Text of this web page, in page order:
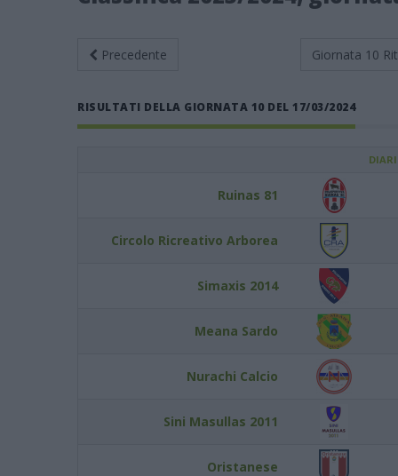
Precedente Giornata 10
RISULTATI DELLA GIORNATA 10 DEL 17/03/2024
Ruinas 81
Circolo Ricreativo Arborea
Simaxis 2014
Meana Sardo
Nurachi Calcio
Sini Masullas 2011
Oristanese